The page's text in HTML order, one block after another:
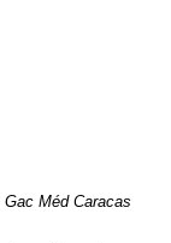
Gac Méd Caracas